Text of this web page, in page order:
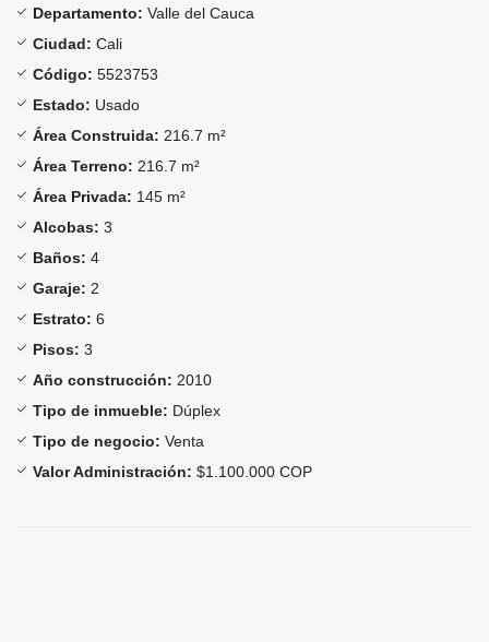
Departamento: Valle del Cauca
Ciudad: Cali
Código: 5523753
Estado: Usado
Área Construida: 216.7 m²
Área Terreno: 216.7 m²
Área Privada: 145 m²
Alcobas: 3
Baños: 4
Garaje: 2
Estrato: 6
Pisos: 3
Año construcción: 2010
Tipo de inmueble: Dúplex
Tipo de negocio: Venta
Valor Administración: $1.100.000 COP